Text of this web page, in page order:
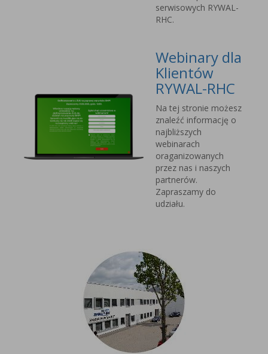
serwisowych RYWAL-
RHC.
Webinary dla
Klientów
RYWAL-RHC
Na tej stronie możesz
znaleźć informację o
najbliższych
webinarach
oraganizowanych
przez nas i naszych
partnerów.
Zapraszamy do
udziału.